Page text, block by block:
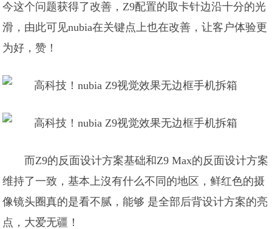
今这个问题获得了改善，Z9配置的取卡针边沿十分的光
滑，由此可见nubia在关键点上也在改善，让客户体验更
为好，赞！
而Z9的反面设计方案基础和Z9 Max的反面设计方案
维持了一致，基本上沒有什么不同的地区，鲜红色的摄
像镜头圈真的是看不腻，能够 是全部后背设计方案的亮
点，大爱无疆！